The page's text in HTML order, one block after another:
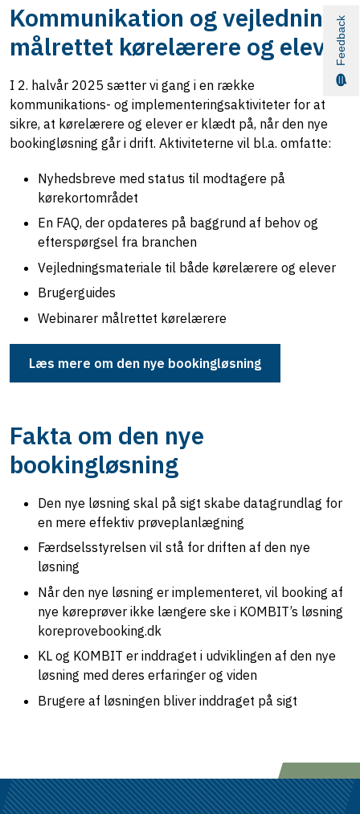
Kommunikation og vejledning
målrettet kørelærere og elever
I 2. halvår 2025 sætter vi gang i en række
kommunikations- og implementeringsaktiviteter for at
sikre, at kørelærere og elever er klædt på, når den nye
bookingløsning går i drift. Aktiviteterne vil bl.a. omfatte:
Nyhedsbreve med status til modtagere på
kørekortområdet
En FAQ, der opdateres på baggrund af behov og
efterspørgsel fra branchen
Vejledningsmateriale til både kørelærere og elever
Brugerguides
Webinarer målrettet kørelærere
Læs mere om den nye bookingløsning
Fakta om den nye
bookingløsning
Den nye løsning skal på sigt skabe datagrundlag for
en mere effektiv prøveplanlægning
Færdselsstyrelsen vil stå for driften af den nye
løsning
Når den nye løsning er implementeret, vil booking af
nye køreprøver ikke længere ske i KOMBIT’s løsning
koreprovebooking.dk
KL og KOMBIT er inddraget i udviklingen af den nye
løsning med deres erfaringer og viden
Brugere af løsningen bliver inddraget på sigt
Feedback